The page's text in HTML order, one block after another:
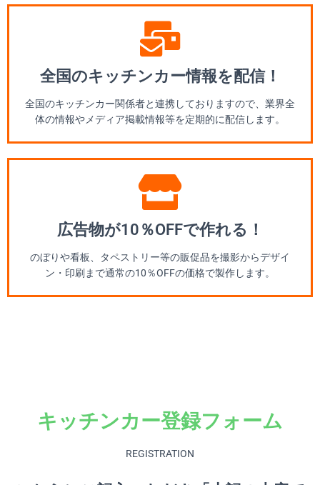
全国のキッチンカー情報を配信！
全国のキッチンカー関係者と連携しておりますので、業界全
体の情報やメディア掲載情報等を定期的に配信します。
広告物が10％OFFで作れる！
のぼりや看板、タペストリー等の販促品を撮影からデザイ
ン・印刷まで通常の10％OFFの価格で製作します。
キッチンカー登録フォーム
REGISTRATION